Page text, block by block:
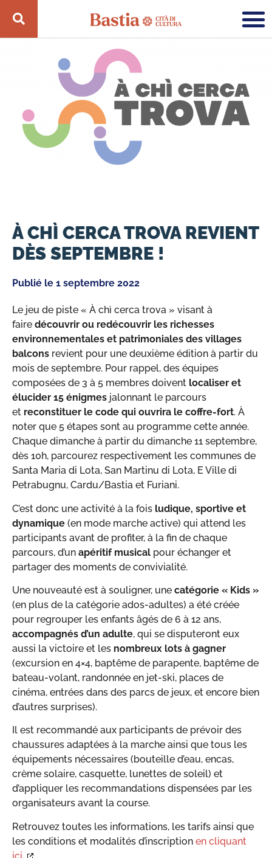
À CHÌ CERCA TROVA REVIENT
DÈS SEPTEMBRE !
Publié le 1 septembre 2022
Le jeu de piste « À chì cerca trova » visant à
faire découvrir ou redécouvrir les richesses
environnementales et patrimoniales des villages
balcons revient pour une deuxième édition à partir du
mois de septembre. Pour rappel, des équipes
composées de 3 à 5 membres doivent localiser et
élucider 15 énigmes jalonnant le parcours
et reconstituer le code qui ouvrira le coffre-fort. À
noter que 5 étapes sont au programme cette année.
Chaque dimanche à partir du dimanche 11 septembre,
dès 10h, parcourez respectivement les communes de
Santa Maria di Lota, San Martinu di Lota, E Ville di
Petrabugnu, Cardu/Bastia et Furiani.
C’est donc une activité à la fois ludique, sportive et
dynamique (en mode marche active) qui attend les
participants avant de profiter, à la fin de chaque
parcours, d’un apéritif musical pour échanger et
partager des moments de convivialité.
Une nouveauté est à souligner, une catégorie « Kids »
(en plus de la catégorie ados-adultes) a été créée
pour regrouper les enfants âgés de 6 à 12 ans,
accompagnés d’un adulte, qui se disputeront eux
aussi la victoire et les nombreux lots à gagner
(excursion en 4×4, baptême de parapente, baptême de
bateau-volant, randonnée en jet-ski, places de
cinéma, entrées dans des parcs de jeux, et encore bien
d’autres surprises).
Il est recommandé aux participants de prévoir des
chaussures adaptées à la marche ainsi que tous les
équipements nécessaires (bouteille d’eau, encas,
crème solaire, casquette, lunettes de soleil) et
d’appliquer les recommandations dispensées par les
organisateurs avant la course.
Retrouvez toutes les informations, les tarifs ainsi que
les conditions et modalités d’inscription en cliquant